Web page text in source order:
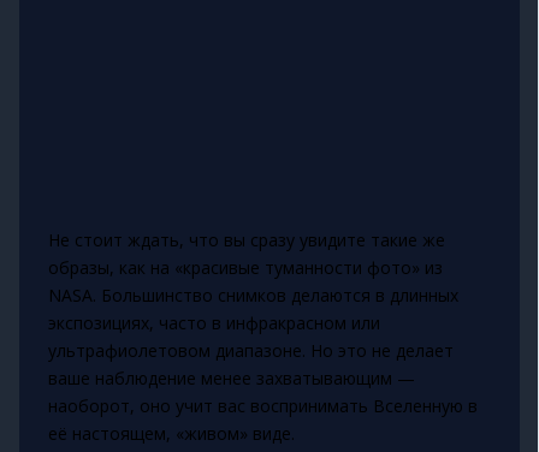
Не стоит ждать, что вы сразу увидите такие же
образы, как на «красивые туманности фото» из
NASA. Большинство снимков делаются в длинных
экспозициях, часто в инфракрасном или
ультрафиолетовом диапазоне. Но это не делает
ваше наблюдение менее захватывающим —
наоборот, оно учит вас воспринимать Вселенную в
её настоящем, «живом» виде.